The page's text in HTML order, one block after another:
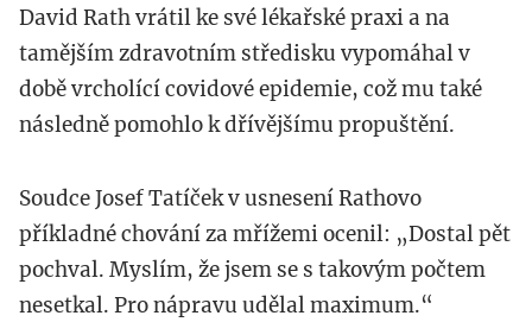
David Rath vrátil ke své lékařské praxi a na
tamějším zdravotním středisku vypomáhal v
době vrcholící covidové epidemie, což mu také
následně pomohlo k dřívějšímu propuštění.
Soudce Josef Tatíček v usnesení Rathovo
příkladné chování za mřížemi ocenil: „Dostal pět
pochval. Myslím, že jsem se s takovým počtem
nesetkal. Pro nápravu udělal maximum.“